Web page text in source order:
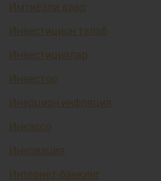
Имтиёзли давр
Инвестицион талаб
Инвестициялар
Инвестор
Инерцион инфляция
Инкассо
Инновация
Интернет-банкинг